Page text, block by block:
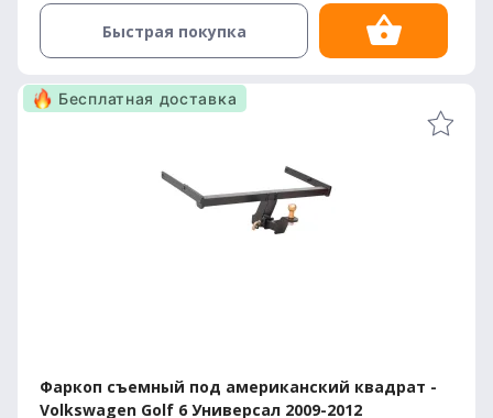
Быстрая покупка
Фаркоп съемный под американский квадрат -
Volkswagen Golf 6 Универсал 2009-2012
Бесплатная доставка